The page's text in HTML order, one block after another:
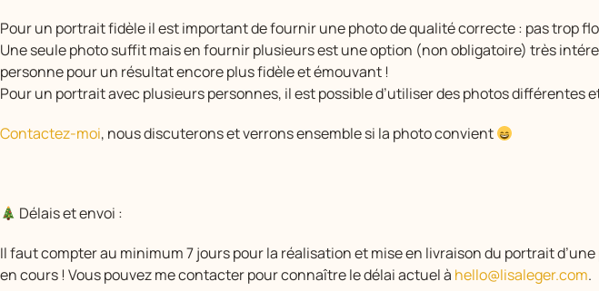
Pour un portrait fidèle il est important de fournir une photo de qualité correcte : pas trop
Une seule photo suffit mais en fournir plusieurs est une option (non obligatoire) très
personne pour un résultat encore plus fidèle et émouvant !
Pour un portrait avec plusieurs personnes, il est possible d’utiliser des photos différentes
Contactez-moi, nous discuterons et verrons ensemble si la photo convient
Délais et envoi :
Il faut compter au minimum 7 jours pour la réalisation et mise en livraison du portrait
en cours ! Vous pouvez me contacter pour connaître le délai actuel à hello@lisaleger.com.